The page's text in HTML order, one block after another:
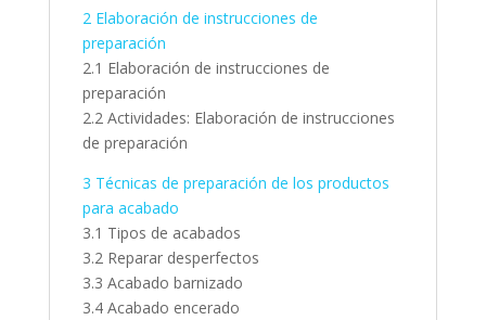
2 Elaboración de instrucciones de
preparación
2.1 Elaboración de instrucciones de
preparación
2.2 Actividades: Elaboración de instrucciones
de preparación
3 Técnicas de preparación de los productos
para acabado
3.1 Tipos de acabados
3.2 Reparar desperfectos
3.3 Acabado barnizado
3.4 Acabado encerado